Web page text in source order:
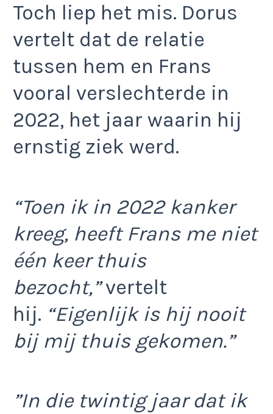
Toch liep het mis. Dorus
vertelt dat de relatie
tussen hem en Frans
vooral verslechterde in
2022, het jaar waarin hij
ernstig ziek werd.
“Toen ik in 2022 kanker
kreeg, heeft Frans me niet
één keer thuis
bezocht,”vertelt
hij. “Eigenlijk is hij nooit
bij mij thuis gekomen.”
”In die twintig jaar dat ik